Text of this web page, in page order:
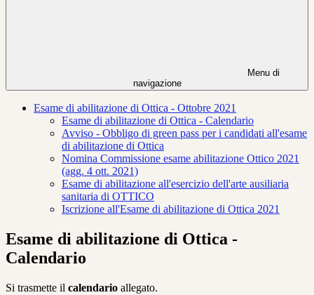
Menu di
navigazione
Esame di abilitazione di Ottica - Ottobre 2021
Esame di abilitazione di Ottica - Calendario
Avviso - Obbligo di green pass per i candidati all'esame
di abilitazione di Ottica
Nomina Commissione esame abilitazione Ottico 2021
(agg. 4 ott. 2021)
Esame di abilitazione all'esercizio dell'arte ausiliaria
sanitaria di OTTICO
Iscrizione all'Esame di abilitazione di Ottica 2021
Esame di abilitazione di Ottica -
Calendario
Si trasmette il calendario allegato.